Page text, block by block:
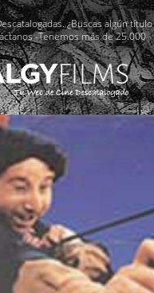
¿Buscas algún título
-Tenemos más de 25.000